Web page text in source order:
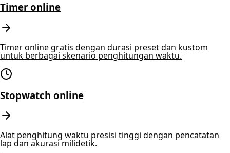
Timer online
Timer online gratis dengan durasi preset dan kustom
untuk berbagai skenario penghitungan waktu.
Stopwatch online
Alat penghitung waktu presisi tinggi dengan pencatatan
lap dan akurasi milidetik.